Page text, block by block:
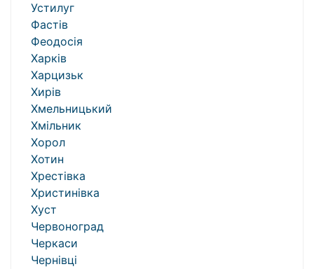
Устилуг
Фастів
Феодосія
Харків
Харцизьк
Хирів
Хмельницький
Хмільник
Хорол
Хотин
Хрестівка
Христинівка
Хуст
Червоноград
Черкаси
Чернівці